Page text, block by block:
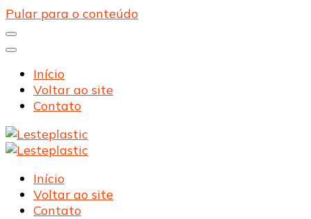
Pular para o conteúdo
Início
Voltar ao site
Contato
Lesteplastic
Blog – Lesteplastic
Lesteplastic
Blog – Lesteplastic
Início
Voltar ao site
Contato